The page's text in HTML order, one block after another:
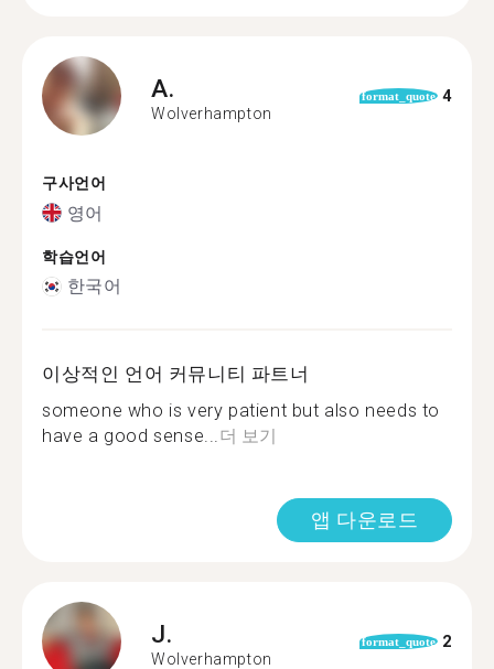
A.
Wolverhampton
format_quote 4
구사언어
영어
학습언어
한국어
이상적인 언어 커뮤니티 파트너
someone who is very patient but also needs to
have a good sense...더 보기
앱 다운로드
J.
Wolverhampton
format_quote 2